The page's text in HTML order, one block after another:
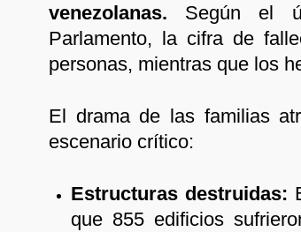
venezolanas. Según el
Parlamento, la cifra de
personas, mientras que los
El drama de las familias
escenario crítico:
Estructuras destruidas:
que 855 edificios